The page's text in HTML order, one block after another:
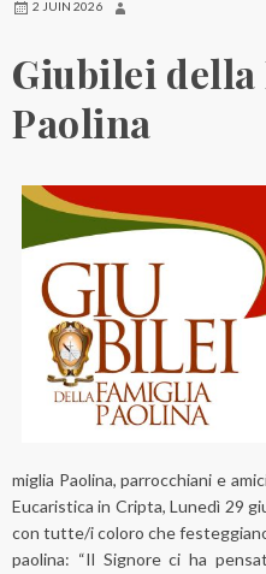
2 JUIN 2026
Giubilei
Paolina
miglia Paolina, parrocchiani e
Eucaristica in Cripta, Lunedì 29
con tutte/i coloro che
paolina: “Il Signore ci ha